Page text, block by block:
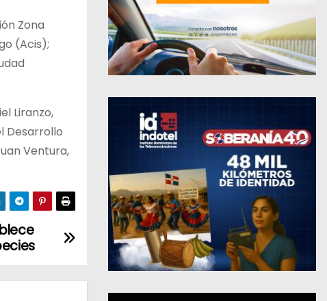
Zona
(Acis);
Liranzo,
Desarrollo
Ventura,